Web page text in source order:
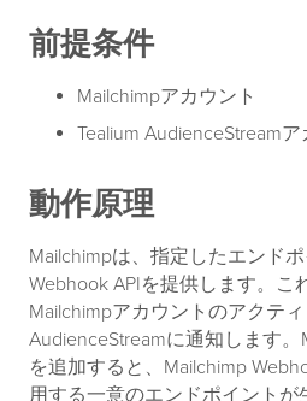
前提条件
Mailchimpアカウント
Tealium AudienceStreamア
動作原理
Mailchimpは、指定したエンド
Webhook APIを提供します。こ
Mailchimpアカウントのアクテ
AudienceStreamに通知します
を追加すると、Mailchimp
用する一意のエンドポイントが